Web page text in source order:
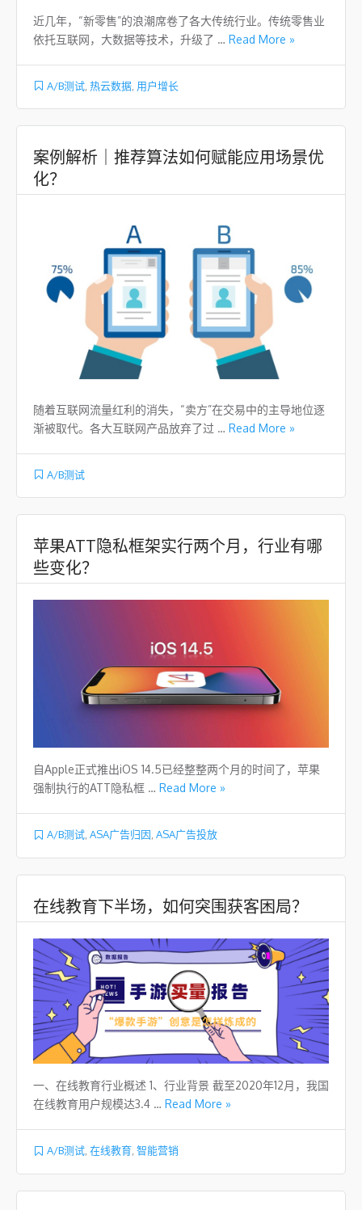
近几年，“新零售”的浪潮席卷了各大传统行业。传统零售业
依托互联网，大数据等技术，升级了 … Read More »
A/B测试 热云数据 用户增长
案例解析｜推荐算法如何赋能应用场景优
化？
随着互联网流量红利的消失，“卖方”在交易中的主导地位逐
渐被取代。各大互联网产品放弃了过 … Read More »
A/B测试
苹果ATT隐私框架实行两个月，行业有哪
些变化？
自Apple正式推出iOS 14.5已经整整两个月的时间了，苹果
强制执行的ATT隐私框 … Read More »
A/B测试, ASA广告归因, ASA广告投放
在线教育下半场，如何突围获客困局？
一、在线教育行业概述 1、行业背景 截至2020年12月，我国
在线教育用户规模达3.4 … Read More »
A/B测试, 在线教育, 智能营销